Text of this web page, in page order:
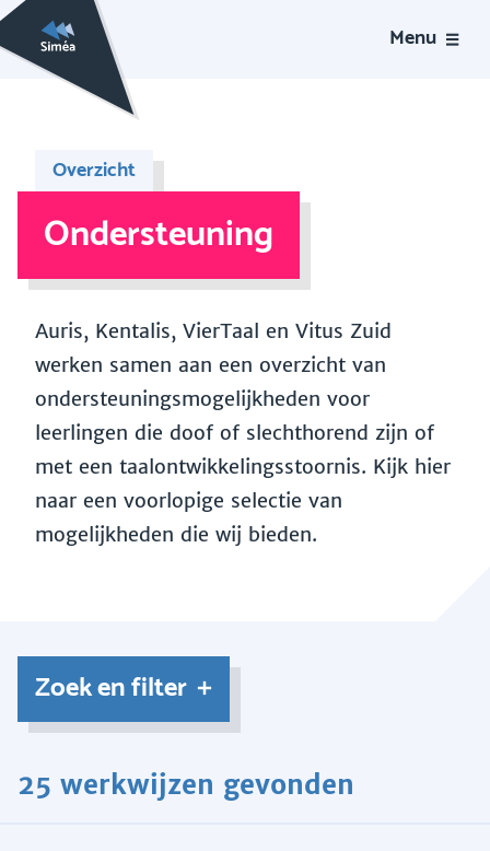
Menu
Overzicht
Ondersteuning
Auris, Kentalis, VierTaal en Vitus Zuid
werken samen aan een overzicht van
ondersteuningsmogelijkheden voor
leerlingen die doof of slechthorend zijn of
met een taalontwikkelingsstoornis. Kijk hier
naar een voorlopige selectie van
mogelijkheden die wij bieden.
Zoek en filter
25 werkwijzen gevonden